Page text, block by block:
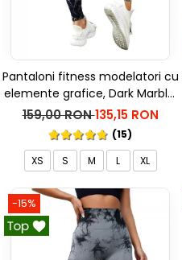
Pantaloni fitness modelatori cu
elemente grafice, Dark Marble,
Negru
159,00 RON135,15 RON
(15)
XS
S M L XL
-15%